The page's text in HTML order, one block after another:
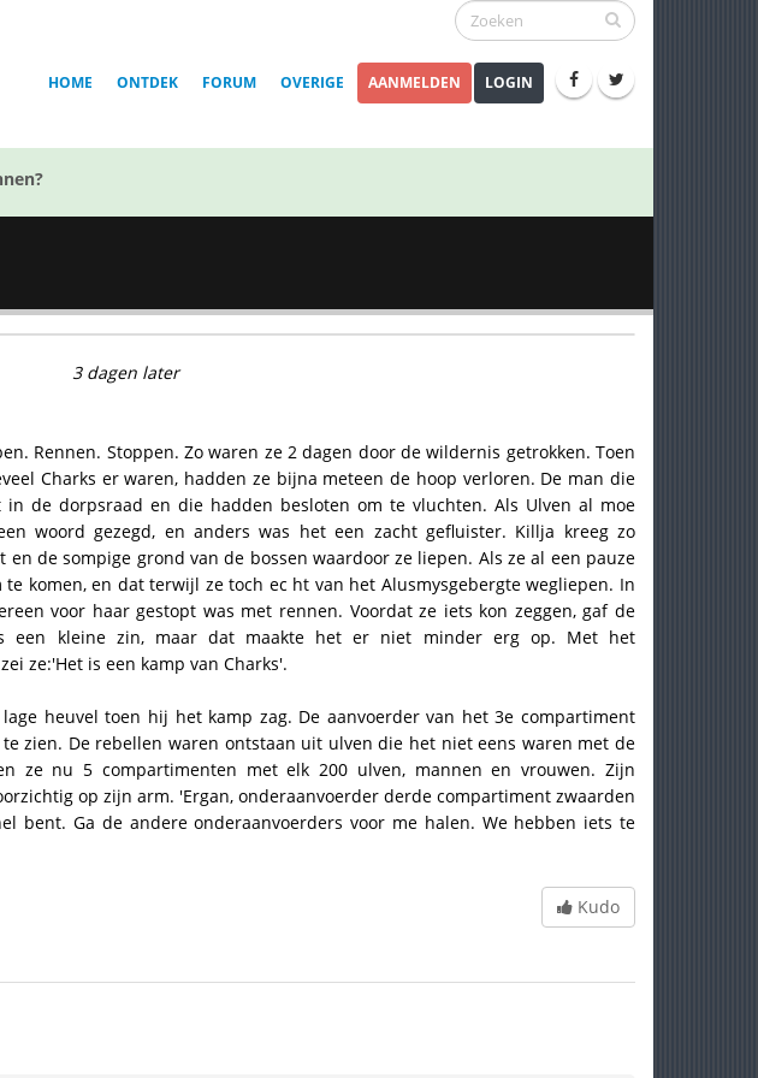
HOME ONTDEK FORUM OVERIGE AANMELDEN LOGIN
3 dagen later
Rennen. Stoppen. Zo waren ze 2 dagen door de wildernis getrokken. Toen
Charks er waren, hadden ze bijna meteen de hoop verloren. De man die
de dorpsraad en die hadden besloten om te vluchten. Als Ulven al moe
woord gezegd, en anders was het een zacht gefluister. Killja kreeg zo
de sompige grond van de bossen waardoor ze liepen. Als ze al een pauze
komen, en dat terwijl ze toch ec ht van het Alusmysgebergte wegliepen. In
voor haar gestopt was met rennen. Voordat ze iets kon zeggen, gaf de
een kleine zin, maar dat maakte het er niet minder erg op. Met het
ze:'Het is een kamp van Charks'.
heuvel toen hij het kamp zag. De aanvoerder van het 3e compartiment
zien. De rebellen waren ontstaan uit ulven die het niet eens waren met de
ze nu 5 compartimenten met elk 200 ulven, mannen en vrouwen. Zijn
op zijn arm. 'Ergan, onderaanvoerder derde compartiment zwaarden
bent. Ga de andere onderaanvoerders voor me halen. We hebben iets te
Kudo